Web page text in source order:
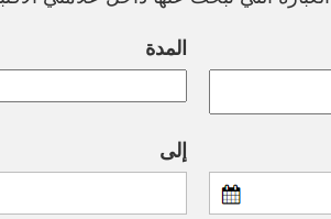
المدة
إلى